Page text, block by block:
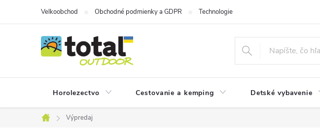
Velkoobchod Obchodné podmienky a GDPR Technologie
Horolezectvo Cestovanie a kemping Detské vybavenie
Domov
Výpredaj